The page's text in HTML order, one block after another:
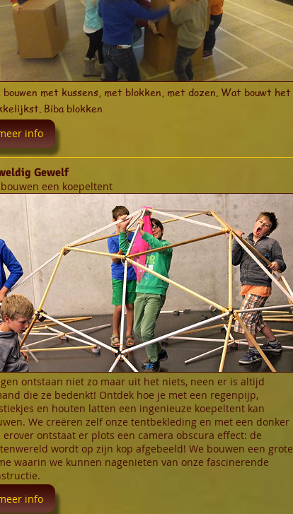
bouwen met kussens, met blokken, met dozen. Wat bouwt het
Biba blokken
info
Gewelf
een koepeltent
ontstaan niet zo maar uit het niets, neen er is altijd
die ze bedenkt! Ontdek hoe je met een regenpijp,
en houten latten een ingenieuze koepeltent kan
We creëren zelf onze tentbekleding en met een donker
erover ontstaat er plots een camera obscura effect: de
wordt op zijn kop afgebeeld! We bouwen een grote
waarin we kunnen nagenieten van onze fascinerende
info